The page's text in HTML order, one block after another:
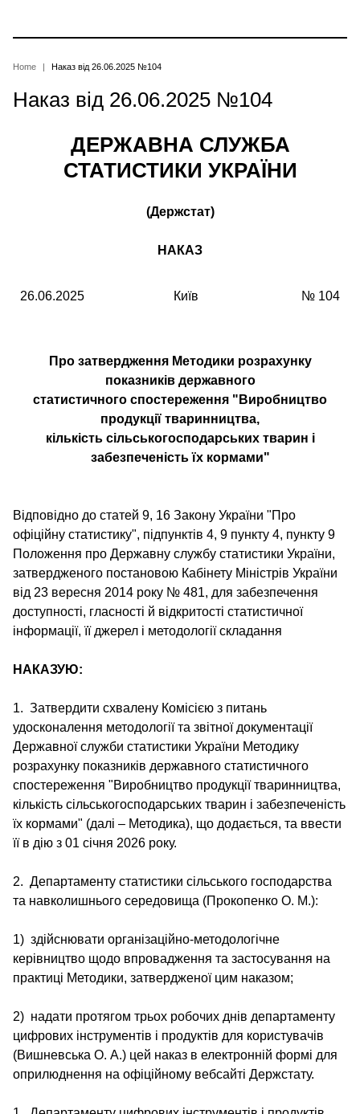
main
Breadcrumb
Home Наказ від 26.06.2025 №104
Наказ від 26.06.2025 №104
ДЕРЖАВНА СЛУЖБА
СТАТИСТИКИ УКРАЇНИ
(Держстат)
НАКАЗ
26.06.2025 Київ № 104
Про затвердження Методики розрахунку
показників державного
статистичного спостереження "Виробництво
продукції тваринництва,
кількість сільськогосподарських тварин і
забезпеченість їх кормами"
Відповідно до статей 9, 16 Закону України "Про
офіційну статистику", підпунктів 4, 9 пункту 4, пункту 9
Положення про Державну службу статистики України,
затвердженого постановою Кабінету Міністрів України
від 23 вересня 2014 року № 481, для забезпечення
доступності, гласності й відкритості статистичної
інформації, її джерел і методології складання
НАКАЗУЮ:
1. Затвердити схвалену Комісією з питань
удосконалення методології та звітної документації
Державної служби статистики України Методику
розрахунку показників державного статистичного
спостереження "Виробництво продукції тваринництва,
кількість сільськогосподарських тварин і забезпеченість
їх кормами" (далі – Методика), що додається, та ввести
її в дію з 01 січня 2026 року.
2. Департаменту статистики сільського господарства
та навколишнього середовища (Прокопенко О. М.):
1) здійснювати організаційно-методологічне
керівництво щодо впровадження та застосування на
практиці Методики, затвердженої цим наказом;
2) надати протягом трьох робочих днів департаменту
цифрових інструментів і продуктів для користувачів
(Вишневська О. А.) цей наказ в електронній формі для
оприлюднення на офіційному вебсайті Держстату.